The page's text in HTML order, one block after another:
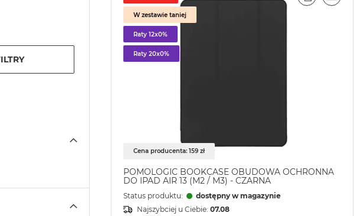
W zestawie taniej
Raty 12x0%
Raty 20x0%
Cena producenta: 159 zł
POMOLOGIC BOOKCASE OBUDOWA OCHRONNA
DO IPAD AIR 13 (M2 / M3) - CZARNA
Status produktu:
dostępny w magazynie
Najszybciej u Ciebie: 07.08